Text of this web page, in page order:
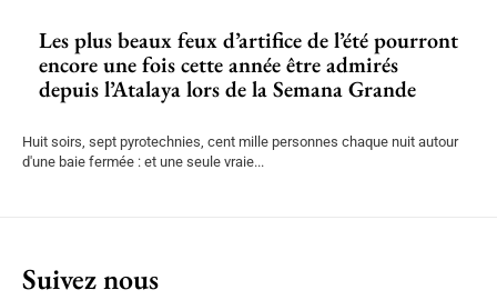
Les plus beaux feux d’artifice de l’été pourront
encore une fois cette année être admirés
depuis l’Atalaya lors de la Semana Grande
Huit soirs, sept pyrotechnies, cent mille personnes chaque nuit autour
d'une baie fermée : et une seule vraie...
Suivez nous